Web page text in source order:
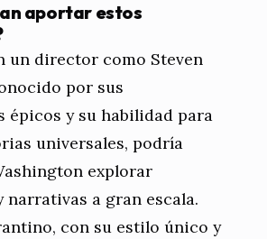
aportar estos
un director como Steven
por sus
épicos y su habilidad para
universales, podría
explorar
narrativas a gran escala.
con su estilo único y